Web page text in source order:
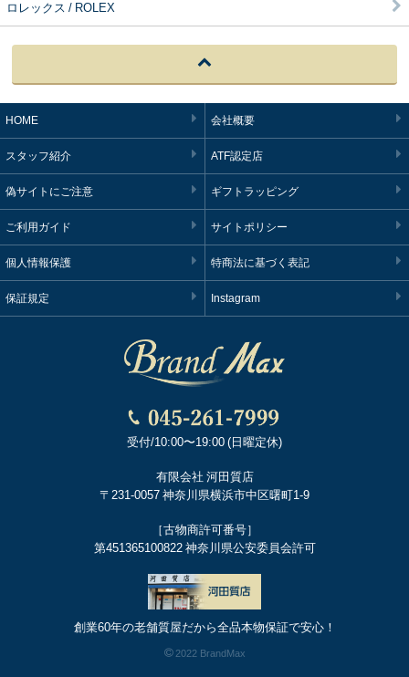
ロレックス / ROLEX
HOME 会社概要
スタッフ紹介 ATF認定店
偽サイトにご注意 ギフトラッピング
ご利用ガイド サイトポリシー
個人情報保護 特商法に基づく表記
保証規定 Instagram
受付/10:00〜19:00 (日曜定休)
有限会社 河田質店
〒231-0057 神奈川県横浜市中区曙町1-9
［古物商許可番号］
第451365100822 神奈川県公安委員会許可
創業60年の老舗質屋だから全品本物保証で安心！
2022 BrandMax